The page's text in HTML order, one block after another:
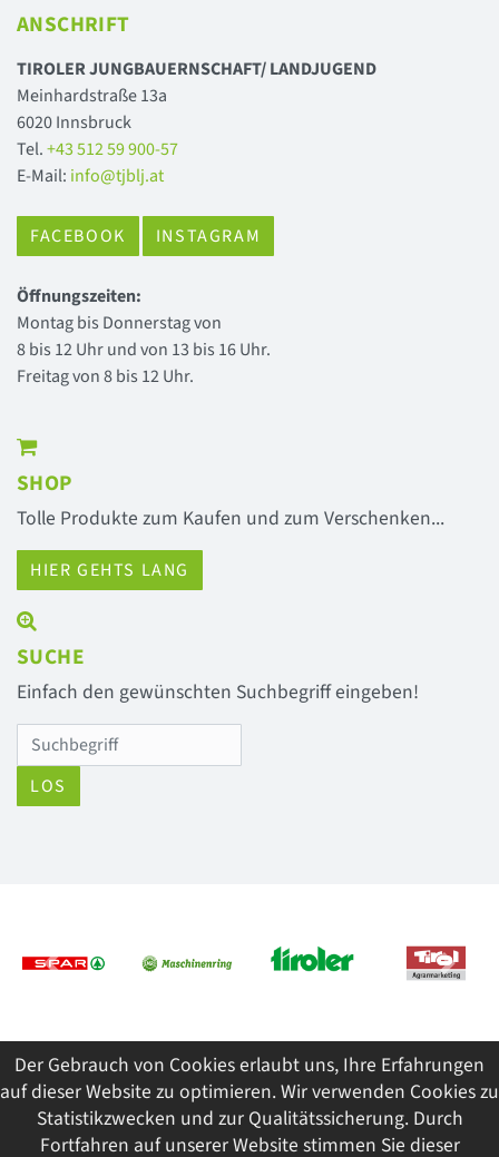
Der Gebrauch von Cookies erlaubt uns, Ihre Erfahrungen
auf dieser Website zu optimieren. Wir verwenden Cookies zu
Statistikzwecken und zur Qualitätssicherung. Durch
Fortfahren auf unserer Website stimmen Sie dieser
ANSCHRIFT
TIROLER JUNGBAUERNSCHAFT/ LANDJUGEND
Meinhardstraße 13a
6020 Innsbruck
Tel.+43 512 59 900-57
E-Mail: info@tjblj.at
FACEBOOK INSTAGRAM
Öffnungszeiten:
Montag bis Donnerstag von
8 bis 12 Uhr und von 13 bis 16 Uhr.
Freitag von 8 bis 12 Uhr.
SHOP
Tolle Produkte zum Kaufen und zum Verschenken...
HIER GEHTS LANG
SUCHE
Einfach den gewünschten Suchbegriff eingeben!
LOS
Previous Next
© 2026 Tiroler Jungbauernschaft/Landjugend
ImpressumDatenschutzSitemap